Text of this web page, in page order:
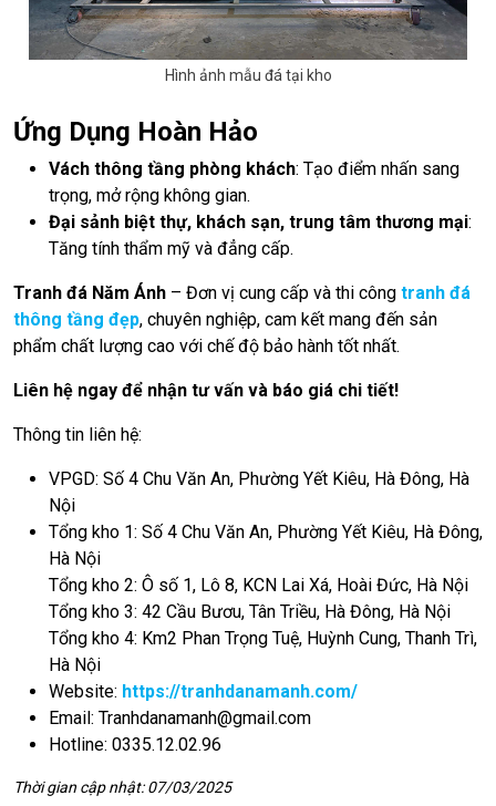
Hình ảnh mẫu đá tại kho
Ứng Dụng Hoàn Hảo
Vách thông tầng phòng khách: Tạo điểm nhấn sang
trọng, mở rộng không gian.
Đại sảnh biệt thự, khách sạn, trung tâm thương mại:
Tăng tính thẩm mỹ và đẳng cấp.
Tranh đá Năm Ánh – Đơn vị cung cấp và thi công tranh đá
thông tầng đẹp, chuyên nghiệp, cam kết mang đến sản
phẩm chất lượng cao với chế độ bảo hành tốt nhất.
Liên hệ ngay để nhận tư vấn và báo giá chi tiết!
Thông tin liên hệ:
VPGD: Số 4 Chu Văn An, Phường Yết Kiêu, Hà Đông, Hà
Nội
Tổng kho 1: Số 4 Chu Văn An, Phường Yết Kiêu, Hà Đông,
Hà Nội
Tổng kho 2: Ô số 1, Lô 8, KCN Lai Xá, Hoài Đức, Hà Nội
Tổng kho 3: 42 Cầu Bươu, Tân Triều, Hà Đông, Hà Nội
Tổng kho 4: Km2 Phan Trọng Tuệ, Huỳnh Cung, Thanh Trì,
Hà Nội
Website: https://tranhdanamanh.com/
Email: Tranhdanamanh@gmail.com
Hotline: 0335.12.02.96
Thời gian cập nhật: 07/03/2025